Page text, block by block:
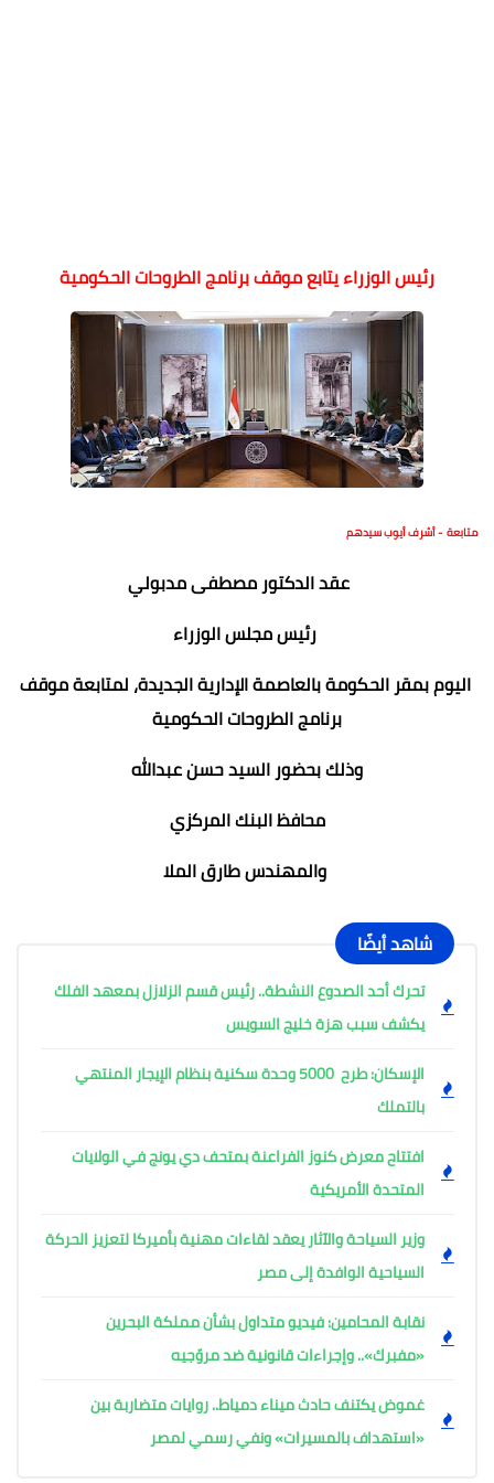
رئيس الوزراء يتابع موقف برنامج الطروحات الحكومية
متابعة - أشرف أيوب سيدهم
عقد الدكتور مصطفى مدبولي
رئيس مجلس الوزراء
اليوم بمقر الحكومة بالعاصمة الإدارية الجديدة، لمتابعة موقف
برنامج الطروحات الحكومية
وذلك بحضور السيد حسن عبدالله
محافظ البنك المركزي
والمهندس طارق الملا
شاهد أيضًا
تحرك أحد الصدوع النشطة.. رئيس قسم الزلازل بمعهد الفلك
يكشف سبب هزة خليج السويس
الإسكان: طرح 5000 وحدة سكنية بنظام الإيجار المنتهي
بالتملك
افتتاح معرض كنوز الفراعنة بمتحف دي يونج في الولايات
المتحدة الأمريكية
وزير السياحة والآثار يعقد لقاءات مهنية بأميركا لتعزيز الحركة
السياحية الوافدة إلى مصر
نقابة المحامين: فيديو متداول بشأن مملكة البحرين
«مفبرك».. وإجراءات قانونية ضد مروّجيه
غموض يكتنف حادث ميناء دمياط.. روايات متضاربة بين
«استهداف بالمسيرات» ونفي رسمي لمصر